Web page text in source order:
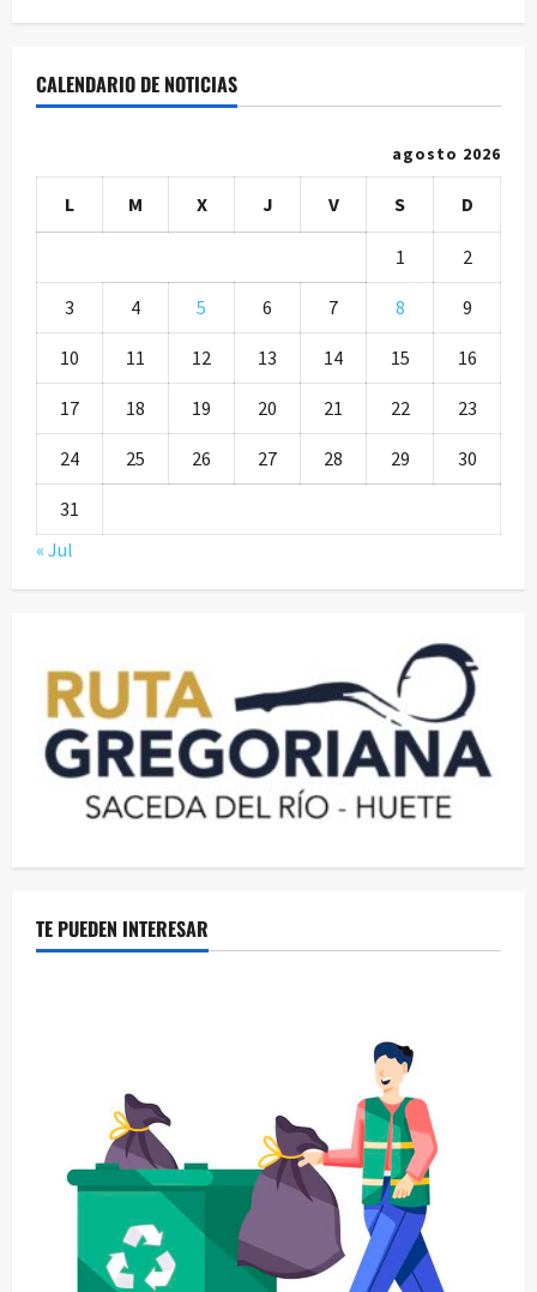
CALENDARIO DE NOTICIAS
agosto 2026
L M X J V S D
1 2
3 4 5 6 7 8 9
10 11 12 13 14 15 16
17 18 19 20 21 22 23
24 25 26 27 28 29 30
31
« Jul
TE PUEDEN INTERESAR